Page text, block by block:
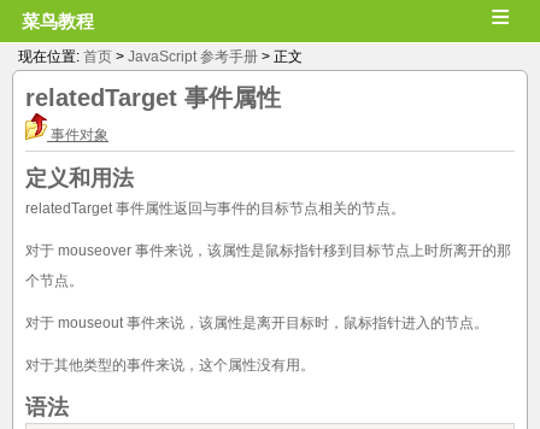
菜鸟教程 ≡
现在位置: 首页 > JavaScript 参考手册 > 正文
relatedTarget 事件属性
事件对象
定义和用法
relatedTarget 事件属性返回与事件的目标节点相关的节点。
对于 mouseover 事件来说，该属性是鼠标指针移到目标节点上时所离开的那
个节点。
对于 mouseout 事件来说，该属性是离开目标时，鼠标指针进入的节点。
对于其他类型的事件来说，这个属性没有用。
语法